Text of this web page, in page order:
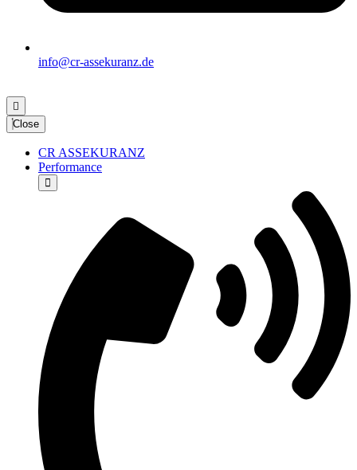
info@cr-assekuranz.de
Close
CR ASSEKURANZ
Performance